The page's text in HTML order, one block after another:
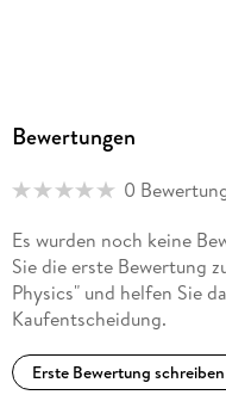
Bewertungen
0
Es wurden noch keine
Sie die erste Bewertung
Physics" und helfen Sie
Kaufentscheidung.
Erste Bewertung schreiben